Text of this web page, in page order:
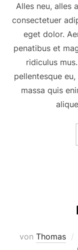
Alles neu, alles
consectetuer
eget dolor.
penatibus et
ridiculus
pellentesque
massa quis
von Thomas